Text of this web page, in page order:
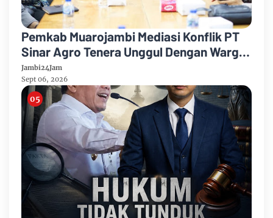
Pemkab Muarojambi Mediasi Konflik PT
Sinar Agro Tenera Unggul Dengan Warga
Sipin Teluk Duren
Jambi24Jam
Sept 06, 2026